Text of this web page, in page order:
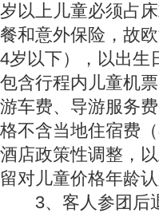
岁以上儿童必须占
餐和意外保险，故
4岁以下），以出生
包含行程内儿童机
游车费、导游服务
格不含当地住宿费
酒店政策性调整，
留对儿童价格年龄
3、客人参团后退